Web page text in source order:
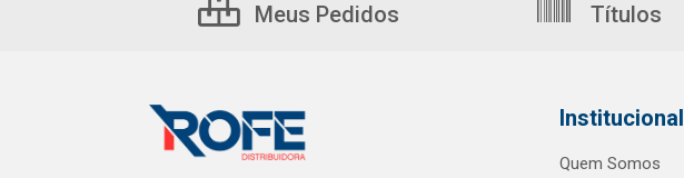
Meus Pedidos Títulos
Institucional
Quem Somos